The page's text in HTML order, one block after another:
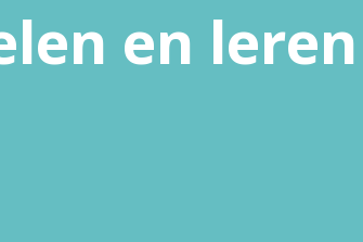
en